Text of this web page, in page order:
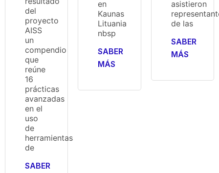
del
proyecto
AISS
un
compendio
que
reúne
16
prácticas
avanzadas
en el
uso
de
herramientas
de
SABER
en
Kaunas
Lituania
nbsp
SABER
MÁS
asistieron
de las
SABER
MÁS